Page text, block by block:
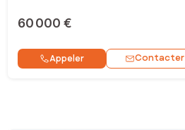
60 000 €
Appeler Contacter